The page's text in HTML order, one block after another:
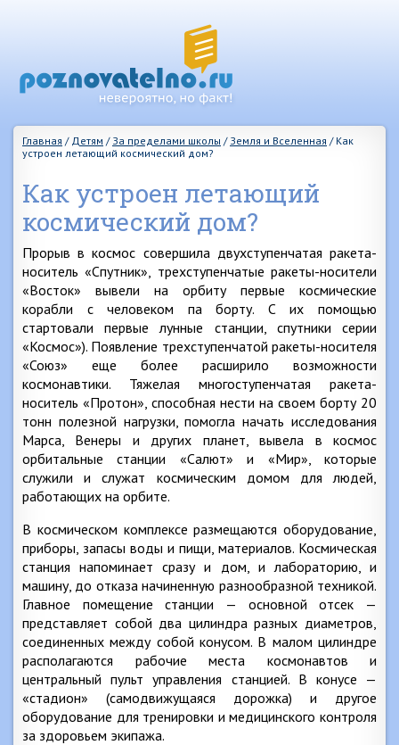
Главная / Детям / За пределами школы / Земля и Вселенная / Как
устроен летающий космический дом?
Как устроен летающий
космический дом?
Прорыв в космос совершила двухступенчатая ракета-
носитель «Спутник», трехступенчатые ракеты-носители
«Восток» вывели на орбиту первые космические
корабли с человеком па борту. С их помощью
стартовали первые лунные станции, спутники серии
«Космос»). Появление трехступенчатой ракеты-носителя
«Союз» еще более расширило возможности
космонавтики. Тяжелая многоступенчатая ракета-
носитель «Протон», способная нести на своем борту 20
тонн полезной нагрузки, помогла начать исследования
Марса, Венеры и других планет, вывела в космос
орбитальные станции «Салют» и «Мир», которые
служили и служат космическим домом для людей,
работающих на орбите.
В космическом комплексе размещаются оборудование,
приборы, запасы воды и пищи, материалов. Космическая
станция напоминает сразу и дом, и лабораторию, и
машину, до отказа начиненную разнообразной техникой.
Главное помещение станции — основной отсек —
представляет собой два цилиндра разных диаметров,
соединенных между собой конусом. В малом цилиндре
располагаются рабочие места космонавтов и
центральный пульт управления станцией. В конусе —
«стадион» (самодвижущаяся дорожка) и другое
оборудование для тренировки и медицинского контроля
за здоровьем экипажа.